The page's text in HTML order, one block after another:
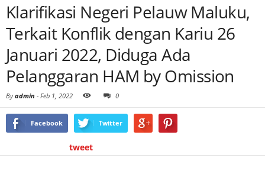
Klarifikasi Negeri Pelauw Maluku,
Terkait Konflik dengan Kariu 26
Januari 2022, Diduga Ada
Pelanggaran HAM by Omission
Byadmin - Feb 1, 2022 0
Facebook Twitter
tweet